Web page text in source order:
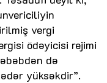
vergi
ödəyicisi rejimi
də
yüksəkdir”.